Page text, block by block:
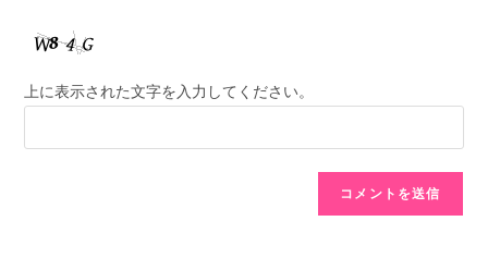
上に表示された文字を入力してください。